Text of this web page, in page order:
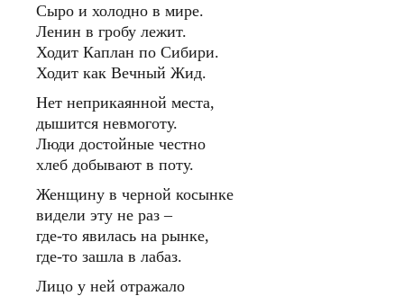
Сыро и холодно в мире.
Ленин в гробу лежит.
Ходит Каплан по Сибири.
Ходит как Вечный Жид.
Нет неприкаянной места,
дышится невмоготу.
Люди достойные честно
хлеб добывают в поту.
Женщину в черной косынке
видели эту не раз –
где-то явилась на рынке,
где-то зашла в лабаз.
Лицо у ней отражало